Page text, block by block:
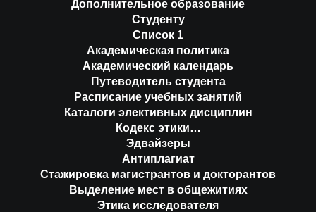
Дополнительное образование
Студенту
Список 1
Академическая политика
Академический календарь
Путеводитель студента
Расписание учебных занятий
Каталоги элективных дисциплин
Кодекс этики…
Эдвайзеры
Антиплагиат
Стажировка магистрантов и докторантов
Выделение мест в общежитиях
Этика исследователя